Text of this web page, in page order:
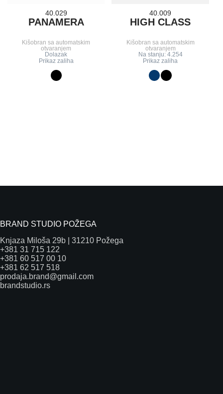
40.029
PANAMERA
Kišobran sa automatskim
otvaranjem
Dolazak
Prikaz zaliha
40.009
HIGH CLASS
Kišobran sa automatskim
otvaranjem
Na stanju: 4.254
Prikaz zaliha
BRAND STUDIO POŽEGA
Knjaza Miloša 29b | 31210 Požega
+381 31 715 122
+381 60 517 00 10
+381 62 517 518
prodaja.brand@gmail.com
brandstudio.rs